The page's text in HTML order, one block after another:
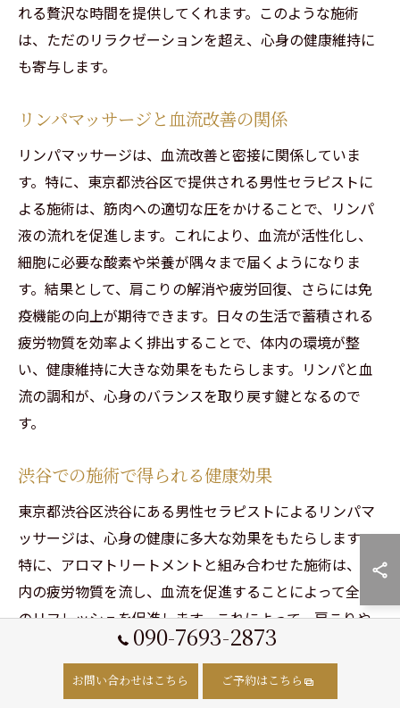
れる贅沢な時間を提供してくれます。このような施術
は、ただのリラクゼーションを超え、心身の健康維持に
も寄与します。
リンパマッサージと血流改善の関係
リンパマッサージは、血流改善と密接に関係していま
す。特に、東京都渋谷区で提供される男性セラピストに
よる施術は、筋肉への適切な圧をかけることで、リンパ
液の流れを促進します。これにより、血流が活性化し、
細胞に必要な酸素や栄養が隅々まで届くようになりま
す。結果として、肩こりの解消や疲労回復、さらには免
疫機能の向上が期待できます。日々の生活で蓄積される
疲労物質を効率よく排出することで、体内の環境が整
い、健康維持に大きな効果をもたらします。リンパと血
流の調和が、心身のバランスを取り戻す鍵となるので
す。
渋谷での施術で得られる健康効果
東京都渋谷区渋谷にある男性セラピストによるリンパマ
ッサージは、心身の健康に多大な効果をもたらします。
特に、アロマトリートメントと組み合わせた施術は、体
内の疲労物質を流し、血流を促進することによって全身
のリフレッシュを促進します。これによって、肩こりや
筋肉の緊張が緩和されるだけでなく、免疫力の向上やス
トレスの軽減が期待できます。忙しい日々から離れ、渋
谷で心身のバランスを整える体験をぜひお試しくださ
090-7693-2873
お問い合わせはこちら ご予約はこちら